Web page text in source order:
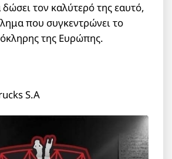
δώσει τον καλύτερό της εαυτό,
που συγκεντρώνει το
της Ευρώπης.
S.A